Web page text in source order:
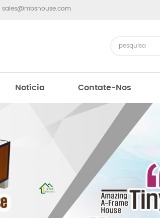
sales@mbshouse.com
Notícia Contate-Nos